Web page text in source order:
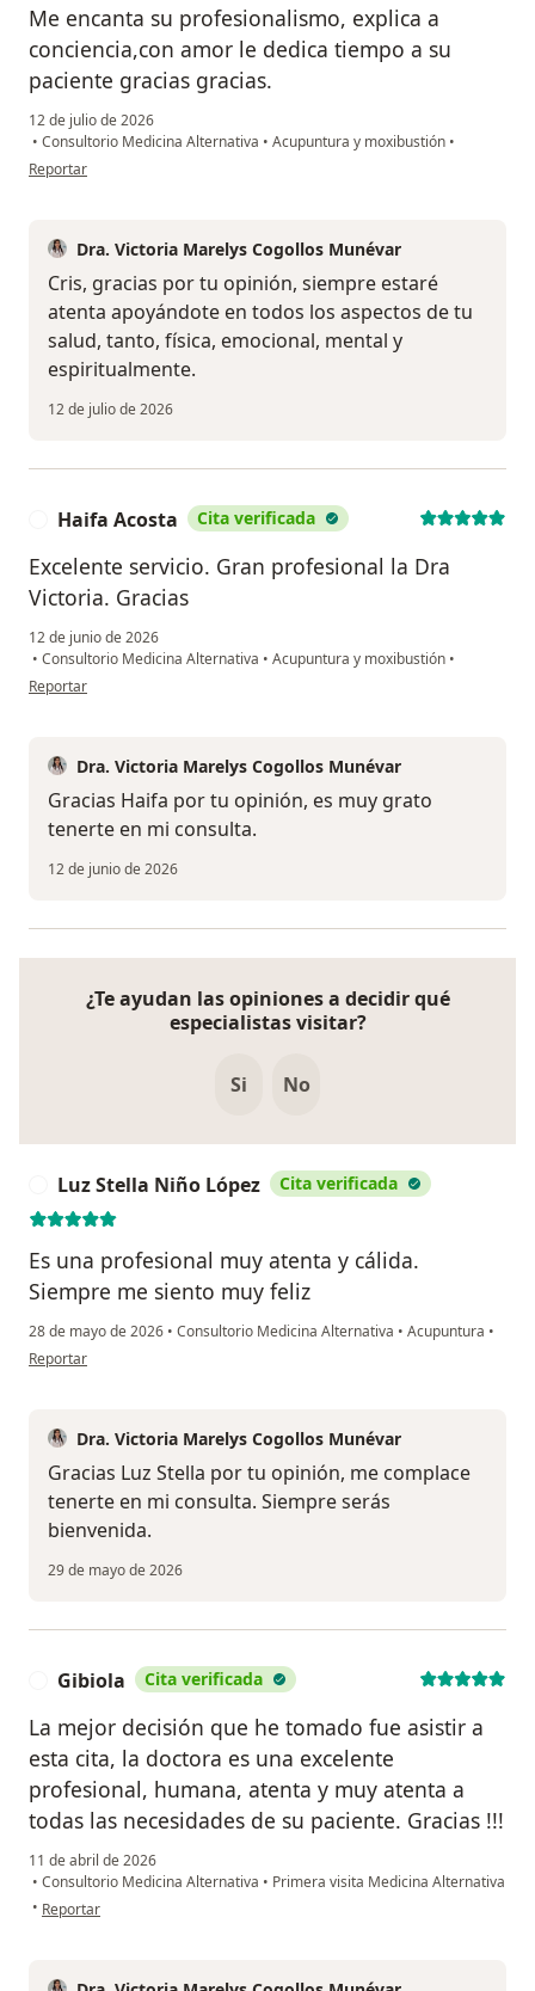
Me encanta su profesionalismo, explica a
conciencia,con amor le dedica tiempo a su
paciente gracias gracias.
12 de julio de 2026
• Consultorio Medicina Alternativa • Acupuntura y moxibustión •
en opinión del usuario Cristina Bello
Reportar
Dra. Victoria Marelys Cogollos Munévar
Cris, gracias por tu opinión, siempre estaré
atenta apoyándote en todos los aspectos de tu
salud, tanto, física, emocional, mental y
espiritualmente.
12 de julio de 2026
Haifa Acosta Cita verificada
Excelente servicio. Gran profesional la Dra
Victoria. Gracias
12 de junio de 2026
• Consultorio Medicina Alternativa • Acupuntura y moxibustión •
en opinión del usuario Haifa Acosta
Reportar
Dra. Victoria Marelys Cogollos Munévar
Gracias Haifa por tu opinión, es muy grato
tenerte en mi consulta.
12 de junio de 2026
¿Te ayudan las opiniones a decidir qué
especialistas visitar?
Si No
Luz Stella Niño López Cita verificada
Es una profesional muy atenta y cálida.
Siempre me siento muy feliz
28 de mayo de 2026 • Consultorio Medicina Alternativa • Acupuntura •
en opinión del usuario Luz Stella Niño López
Reportar
Dra. Victoria Marelys Cogollos Munévar
Gracias Luz Stella por tu opinión, me complace
tenerte en mi consulta. Siempre serás
bienvenida.
29 de mayo de 2026
Gibiola Cita verificada
La mejor decisión que he tomado fue asistir a
esta cita, la doctora es una excelente
profesional, humana, atenta y muy atenta a
todas las necesidades de su paciente. Gracias !!!
11 de abril de 2026
• Consultorio Medicina Alternativa • Primera visita Medicina Alternativa
• en opinión del usuario Gibiola
Reportar